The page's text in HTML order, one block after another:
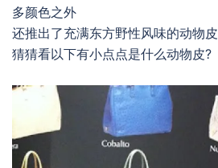
多颜色之外
还推出了充满东方野性风味的动物皮
猜猜看以下有小点点是什么动物皮?